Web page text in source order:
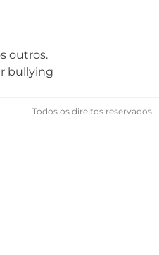
outros.
bullying
Todos os direitos reservados